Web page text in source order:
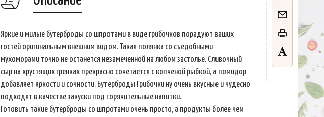
Яркие и милые бутерброды со шпротами в виде грибочков порадуют ваших
гостей оригинальным внешним видом. Такая полянка со съедобными
мухоморами точно не останется незамеченной на любом застолье. Сливочный
сыр на хрустящих гренках прекрасно сочетается с копченой рыбкой, а помидор
добавляет яркости и сочности. Бутерброды Грибочки ну очень вкусные и чудесно
подходят в качестве закуски под горячительные напитки.
Готовить такие бутерброды со шпротами очень просто, а продукты более чем